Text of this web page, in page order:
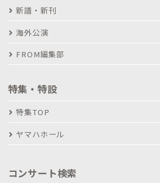
新譜・新刊
海外公演
FROM編集部
特集・特設
特集TOP
ヤマハホール
コンサート検索